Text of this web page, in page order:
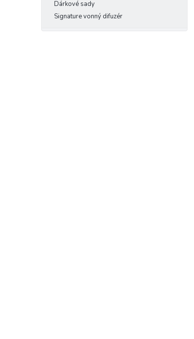
Dárkové sady
Signature vonný difuzér